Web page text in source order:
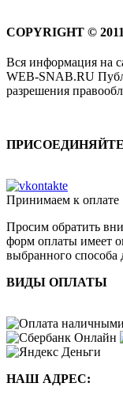
COPYRIGHT ©
Вся информация на
WEB-SNAB.RU
разрешения
Принимаем к оплате
Просим обратить
форм оплаты имеет
выбранного способа
ВИДЫ ОПЛАТЫ
НАШ АДРЕС: